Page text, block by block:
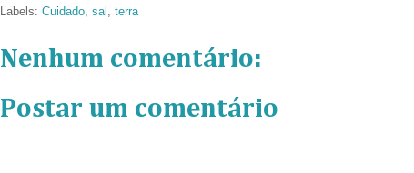
Labels: Cuidado, sal , terra
Nenhum comentário:
Postar um comentário